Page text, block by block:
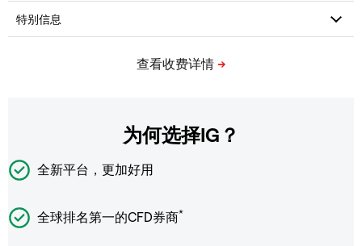
为何选择IG？
全新平台，更加好用
全球排名第一的CFD券商*